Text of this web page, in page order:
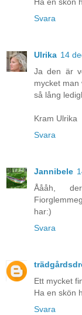
Ha en skön
Svara
Ulrika 14
Ja den är
mycket man
så lång
Kram Ulrika
Svara
Jannibele
Åååh,
har:)
Svara
Ett mycket
Ha en skön
Svara